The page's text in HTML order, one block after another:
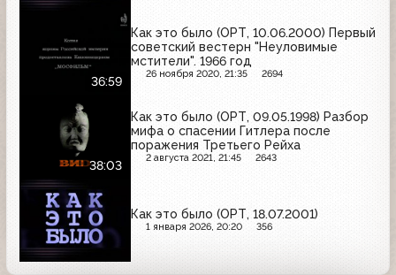
36:59
Как это было (ОРТ, 10.06.2000) Первый
советский вестерн "Неуловимые
мстители". 1966 год
26 ноября 2020, 21:35 2694
38:03
Как это было (ОРТ, 09.05.1998) Разбор
мифа о спасении Гитлера после
поражения Третьего Рейха
2 августа 2021, 21:45 2643
Как это было (ОРТ, 18.07.2001)
1 января 2026, 20:20 356